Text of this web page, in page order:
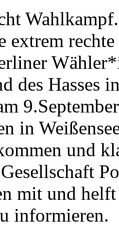
extrem
des Hasses
in
und
mit und
informieren.